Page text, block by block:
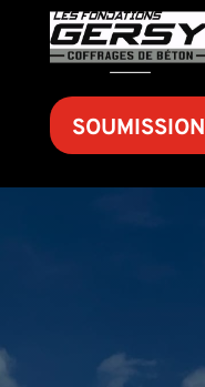
SOUMISSION